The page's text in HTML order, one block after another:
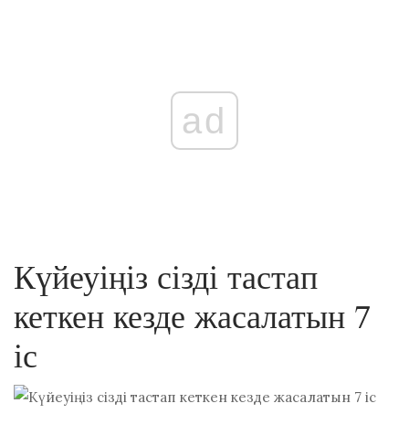
ad
Күйеуіңіз сізді тастап
кеткен кезде жасалатын 7
іс